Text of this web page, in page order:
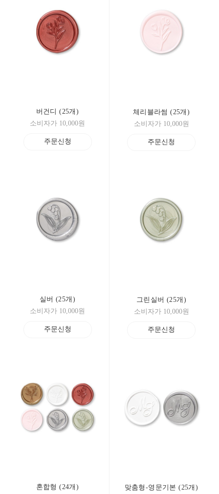
버건디 (25개)
소비자가 10,000원
주문신청
체리블라썸 (25개)
소비자가 10,000원
주문신청
실버 (25개)
소비자가 10,000원
주문신청
그린실버 (25개)
소비자가 10,000원
주문신청
혼합형 (24개)
맞춤형-영문기본 (25개)